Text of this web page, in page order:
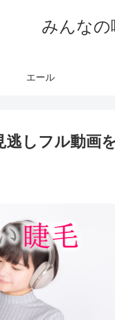
みんなの
エール
しフル動画